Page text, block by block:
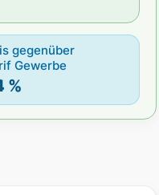
gegenüber
Gewerbe
%